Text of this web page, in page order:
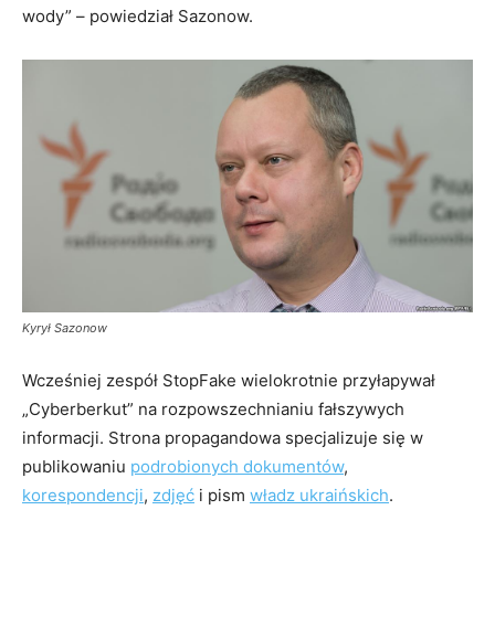
wody” – powiedział Sazonow.
Kyrył Sazonow
Wcześniej zespół StopFake wielokrotnie przyłapywał
„Cyberberkut” na rozpowszechnianiu fałszywych
informacji. Strona propagandowa specjalizuje się w
publikowaniu podrobionych dokumentów,
korespondencji, zdjęć i pism władz ukraińskich.